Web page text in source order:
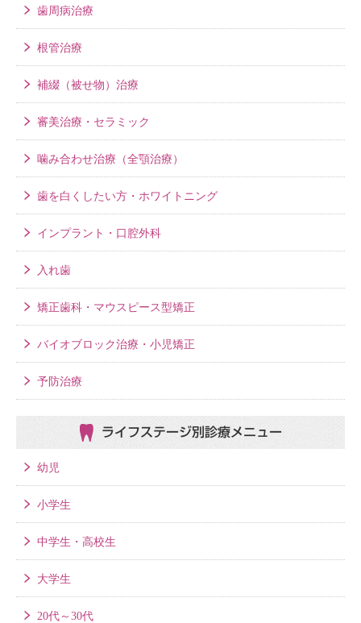
歯周病治療
根管治療
補綴（被せ物）治療
審美治療・セラミック
噛み合わせ治療（全顎治療）
歯を白くしたい方・ホワイトニング
インプラント・口腔外科
入れ歯
矯正歯科・マウスピース型矯正
バイオブロック治療・小児矯正
予防治療
ライフステージ別 診療メニュー
幼児
小学生
中学生・高校生
大学生
20代～30代